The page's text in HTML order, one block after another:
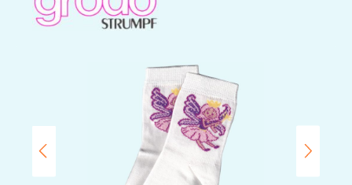
Bildergalerie überspringen